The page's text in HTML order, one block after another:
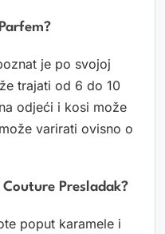
je po svojoj
trajati od 6 do 10
odjeći i kosi može
varirati ovisno o
Presladak?
poput karamele i